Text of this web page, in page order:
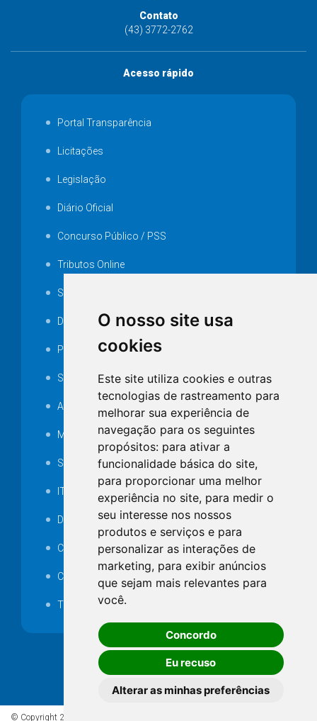
O nosso site usa
cookies
Este site utiliza cookies e outras
tecnologias de rastreamento para
melhorar sua experiência de
navegação para os seguintes
propósitos: para ativar a
funcionalidade básica do site,
para proporcionar uma melhor
experiência no site, para medir o
seu interesse nos nossos
produtos e serviços e para
personalizar as interações de
marketing, para exibir anúncios
que sejam mais relevantes para
você.
Concordo
Eu recuso
Alterar as minhas preferências
Contato
(43) 3772-2762
Acesso rápido
Portal Transparência
Licitações
Legislação
Diário Oficial
Concurso Público / PSS
Tributos Online
Serviços ISS-E
Decretos
Portarias
SAMAE
Audiência pública
MANUTENÇÃO DE ILUMINAÇÃO PÚBLICA
Serviços Técnicos TI
ITR
Desapropriações
Catalogo Eletrônico de Padronização
Consórcios Municipais
Telefones Úteis
© Copyright 2026 - Todos os direitos reservados à Prefeitura de